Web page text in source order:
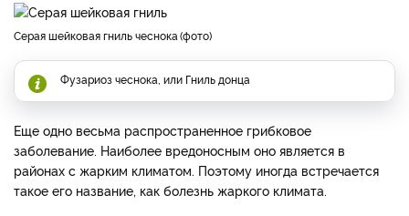
Серая шейковая гниль чеснока фото
Фузариоз чеснока, или Гниль донца
Еще одно весьма распространенное грибковое
заболевание. Наиболее вредоносным оно является в
районах с жарким климатом. Поэтому иногда встречается
такое его название, как болезнь жаркого климата.